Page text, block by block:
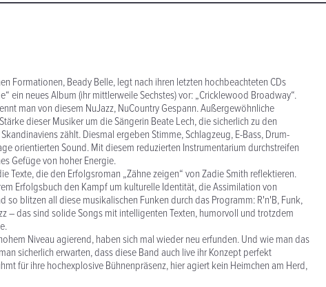
Formationen, Beady Belle, legt nach ihren letzten hochbeachteten CDs
ein neues Album (ihr mittlerweile Sechstes) vor: „Cricklewood Broadway“.
man von diesem NuJazz, NuCountry Gespann. Außergewöhnliche
dieser Musiker um die Sängerin Beate Lech, die sicherlich zu den
zählt. Diesmal ergeben Stimme, Schlagzeug, E-Bass, Drum-
orientierten Sound. Mit diesem reduzierten Instrumentarium durchstreifen
Gefüge von hoher Energie.
Texte, die den Erfolgsroman „Zähne zeigen“ von Zadie Smith reflektieren.
Erfolgsbuch den Kampf um kulturelle Identität, die Assimilation von
so blitzen all diese musikalischen Funken durch das Programm: R'n'B, Funk,
– das sind solide Songs mit intelligenten Texten, humorvoll und trotzdem
Niveau agierend, haben sich mal wieder neu erfunden. Und wie man das
sicherlich erwarten, dass diese Band auch live ihr Konzept perfekt
für ihre hochexplosive Bühnenpräsenz, hier agiert kein Heimchen am Herd,